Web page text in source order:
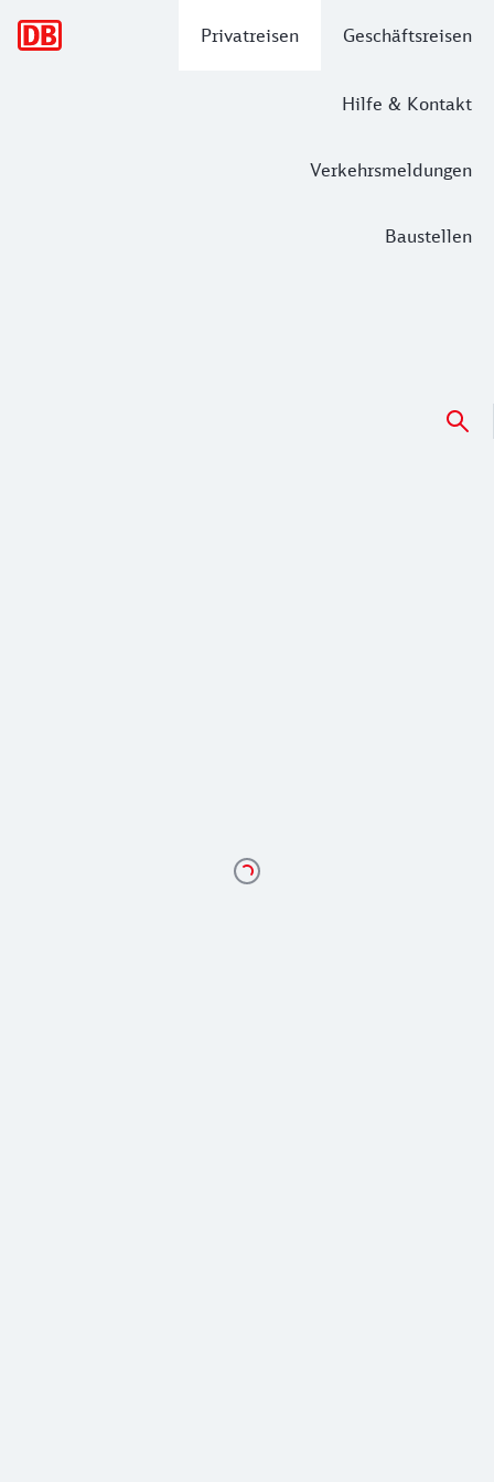
Privatreisen Geschäftsreisen
Hilfe & Kontakt
Verkehrsmeldungen
Baustellen